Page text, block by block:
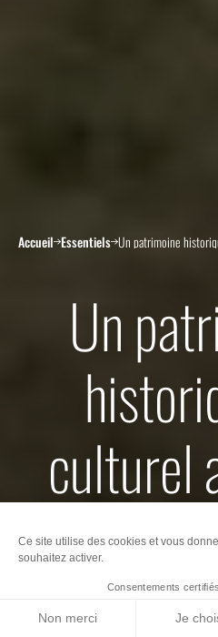
Nos offices de Tourisme
Accueil Essentiels Un patrimoine
Un
culturel
d’un